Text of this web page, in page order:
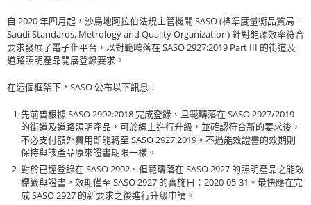
自 2020 年四月起，沙烏地阿拉伯法規主管機關 SASO (標準度量衡品質局 –
Saudi Standards, Metrology and Quality Organization) 針對能源效率符合
要求發展了電子化平台，以對範疇落在 SASO 2927:2019 Part III 的街道及
道路照明產品開展登錄要求。
在這個框架下， SASO 公布以下訊息：
先前曾根據 SASO 2902:2018 完成登錄、且範疇落在 SASO 2927/2019
的街道及道路照明產品，可於線上進行升級，並確認符合新的要求後，
不必支付額外費用即能轉至 SASO 2927:2019 。不過能效證書的效期則
保持與該產品原來證書期限一樣。
對於已經登錄在 SASO 2902 、但範疇落在 SASO 2927 的照明產品之能效
標籤與證書，效期僅至 SASO 2927 的實施日： 2020-05-31 。最快應在完
成 SASO 2927 的新要求之後進行升級申請。